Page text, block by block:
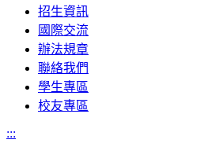
招生資訊
國際交流
辦法規章
聯絡我們
學生專區
校友專區
:::